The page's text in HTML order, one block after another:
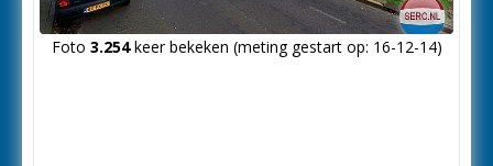
Foto 3.254keer bekeken (meting gestart op: 16-12-14)